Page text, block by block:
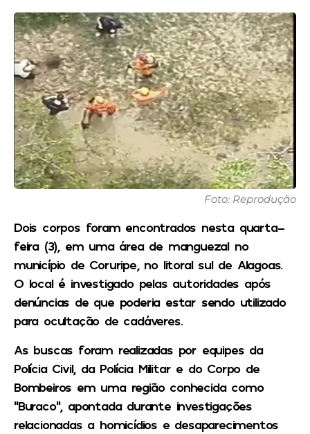
Foto: Reprodução
Dois corpos foram encontrados nesta quarta-
feira (3), em uma área de manguezal no
município de Coruripe, no litoral sul de Alagoas.
O local é investigado pelas autoridades após
denúncias de que poderia estar sendo utilizado
para ocultação de cadáveres.
As buscas foram realizadas por equipes da
Polícia Civil, da Polícia Militar e do Corpo de
Bombeiros em uma região conhecida como
“Buraco”, apontada durante investigações
relacionadas a homicídios e desaparecimentos